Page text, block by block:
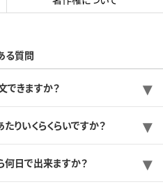
る質問
できますか？
りいくらくらいですか？
何日で出来ますか？